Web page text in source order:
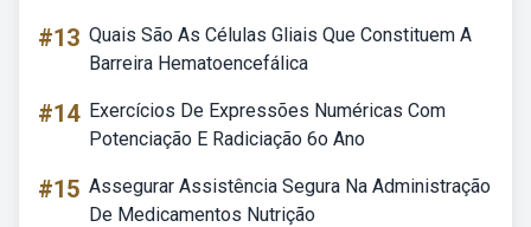
#13 Quais São As Células Gliais Que Constituem A
Barreira Hematoencefálica
#14 Exercícios De Expressões Numéricas Com
Potenciação E Radiciação 6o Ano
#15 Assegurar Assistência Segura Na Administração
De Medicamentos Nutrição